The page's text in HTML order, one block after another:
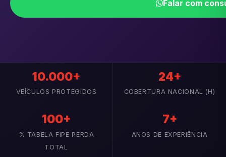
Falar com
10.000+
VEÍCULOS PROTEGIDOS
24+
COBERTURA NACIONAL (H)
100+
% TABELA FIPE PERDA
TOTAL
7+
ANOS DE EXPERIÊNCIA